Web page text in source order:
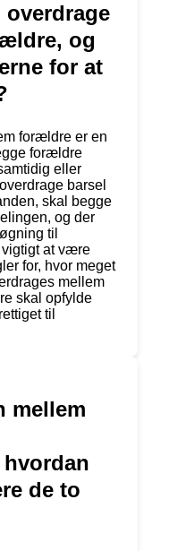
overdrage
og
for at
forældre er en
forældre
eller
barsel
skal begge
og der
til
vigtigt at være
for, hvor meget
mellem
skal opfylde
til
mellem
de to